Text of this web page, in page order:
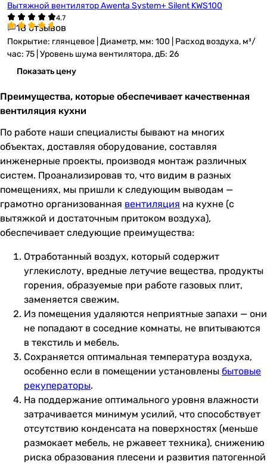
Вытяжной вентилятор Awenta System+ Silent KWS100
18 отзывов
Покрытие: глянцевое | Диаметр, мм: 100 | Расход воздуха, м³/
час: 75 | Уровень шума вентилятора, дБ: 26
Показать цену
Преимущества, которые обеспечивает качественная
вентиляция кухни
По работе наши специалисты бывают на многих
объектах, доставляя оборудование, составляя
инженерные проекты, производя монтаж различных
систем. Проанализировав то, что видим в разных
помещениях, мы пришли к следующим выводам —
грамотно организованная вентиляция на кухне (с
вытяжкой и достаточным притоком воздуха),
обеспечивает следующие преимущества:
Отработанный воздух, который содержит
углекислоту, вредные летучие вещества, продукты
горения, образуемые при работе газовых плит,
заменяется свежим.
Из помещения удаляются неприятные запахи — они
не попадают в соседние комнаты, не впитываются
в текстиль и мебель.
Сохраняется оптимальная температура воздуха,
особенно если в помещении установлены бытовые
рекуператоры.
На поддержание оптимального уровня влажности
затрачивается минимум усилий, что способствует
отсутствию конденсата на поверхностях (меньше
размокает мебель, не ржавеет техника), снижению
риска образования плесени и развития патогенной